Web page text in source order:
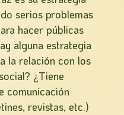
serios problemas
hacer públicas
alguna estrategia
la relación con los
¿Tiene
comunicación
revistas, etc.)